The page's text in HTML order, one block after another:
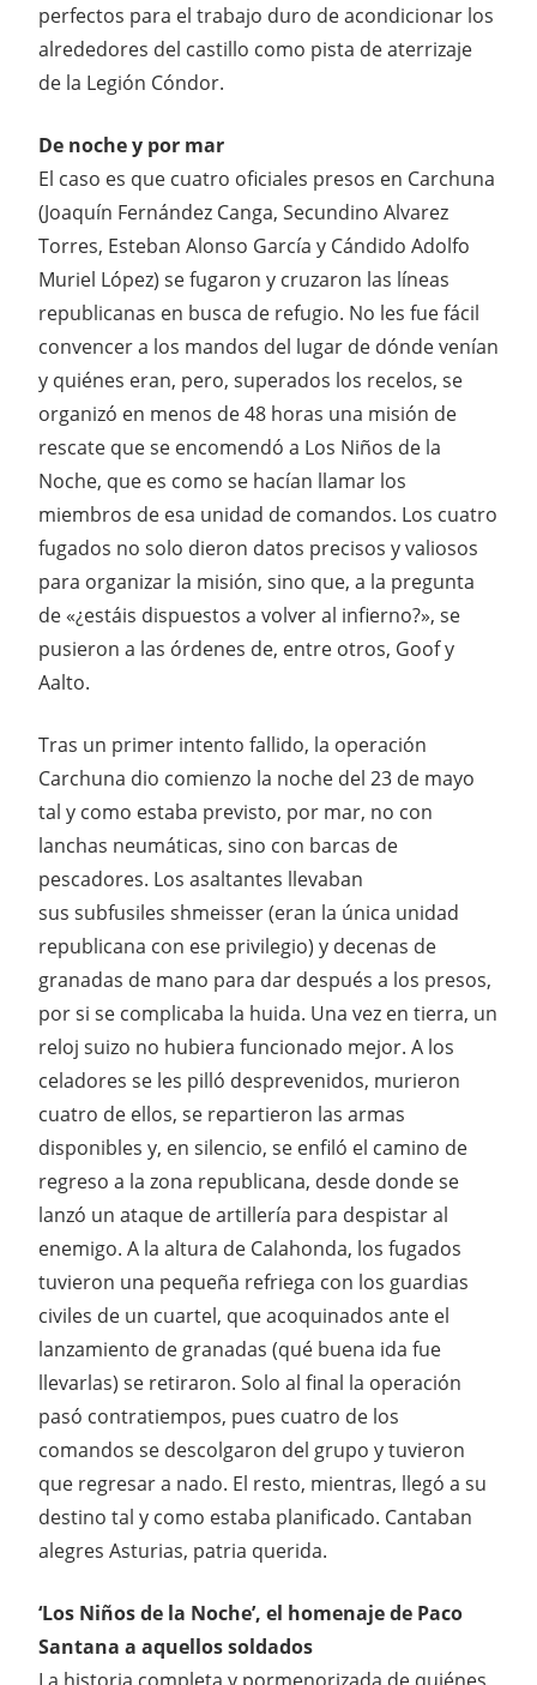
perfectos para el trabajo duro de acondicionar los
alrededores del castillo como pista de aterrizaje
de la Legión Cóndor.
De noche y por mar
El caso es que cuatro oficiales presos en Carchuna
(Joaquín Fernández Canga, Secundino Alvarez
Torres, Esteban Alonso García y Cándido Adolfo
Muriel López) se fugaron y cruzaron las líneas
republicanas en busca de refugio. No les fue fácil
convencer a los mandos del lugar de dónde venían
y quiénes eran, pero, superados los recelos, se
organizó en menos de 48 horas una misión de
rescate que se encomendó a Los Niños de la
Noche, que es como se hacían llamar los
miembros de esa unidad de comandos. Los cuatro
fugados no solo dieron datos precisos y valiosos
para organizar la misión, sino que, a la pregunta
de «¿estáis dispuestos a volver al infierno?», se
pusieron a las órdenes de, entre otros, Goof y
Aalto.
Tras un primer intento fallido, la operación
Carchuna dio comienzo la noche del 23 de mayo
tal y como estaba previsto, por mar, no con
lanchas neumáticas, sino con barcas de
pescadores. Los asaltantes llevaban
sus subfusiles shmeisser (eran la única unidad
republicana con ese privilegio) y decenas de
granadas de mano para dar después a los presos,
por si se complicaba la huida. Una vez en tierra, un
reloj suizo no hubiera funcionado mejor. A los
celadores se les pilló desprevenidos, murieron
cuatro de ellos, se repartieron las armas
disponibles y, en silencio, se enfiló el camino de
regreso a la zona republicana, desde donde se
lanzó un ataque de artillería para despistar al
enemigo. A la altura de Calahonda, los fugados
tuvieron una pequeña refriega con los guardias
civiles de un cuartel, que acoquinados ante el
lanzamiento de granadas (qué buena ida fue
llevarlas) se retiraron. Solo al final la operación
pasó contratiempos, pues cuatro de los
comandos se descolgaron del grupo y tuvieron
que regresar a nado. El resto, mientras, llegó a su
destino tal y como estaba planificado. Cantaban
alegres Asturias, patria querida.
‘Los Niños de la Noche’, el homenaje de Paco
Santana a aquellos soldados